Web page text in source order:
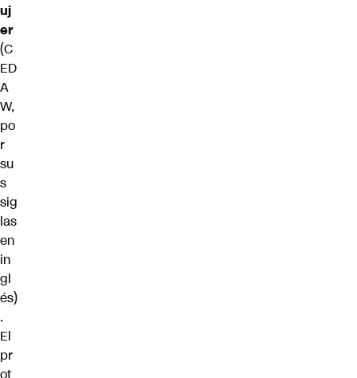
uj
er
(C
ED
A
W,
po
r
su
s
sig
las
en
in
gl
és)
.
El
pr
ot